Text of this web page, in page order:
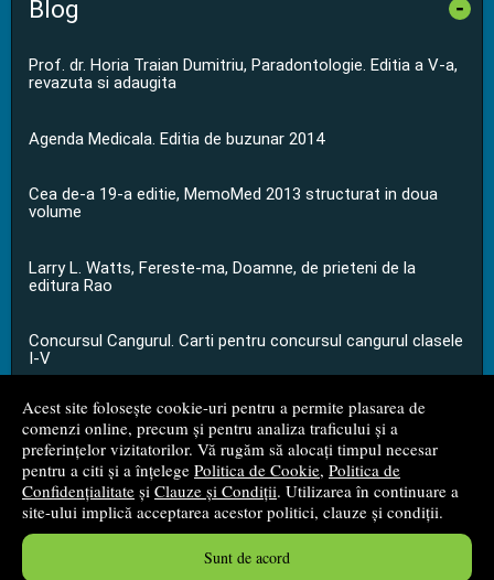
Acest site folosește cookie-uri pentru a permite plasarea de
comenzi online, precum și pentru analiza traficului și a
preferințelor vizitatorilor. Vă rugăm să alocați timpul necesar
pentru a citi și a înțelege Politica de Cookie, Politica de
Confidențialitate și Clauze și Condiții. Utilizarea în continuare a
site-ului implică acceptarea acestor politici, clauze și condiții.
Sunt de acord
Blog -
Prof. dr. Horia Traian Dumitriu, Paradontologie. Editia a V-a,
revazuta si adaugita
Agenda Medicala. Editia de buzunar 2014
Cea de-a 19-a editie, MemoMed 2013 structurat in doua
volume
Larry L. Watts, Fereste-ma, Doamne, de prieteni de la
editura Rao
Concursul Cangurul. Carti pentru concursul cangurul clasele
I-V
...toate știrile
© 2008 - 2026S.C. M.G. Net Distribution S.R.L.
Magazin onlinecreat deVital Soft